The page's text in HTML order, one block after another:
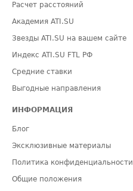
Расчет расстояний
Академия ATI.SU
Звезды ATI.SU на вашем сайте
Индекс ATI.SU FTL РФ
Средние ставки
Выгодные направления
ИНФОРМАЦИЯ
Блог
Эксклюзивные материалы
Политика конфиденциальности
Общие положения